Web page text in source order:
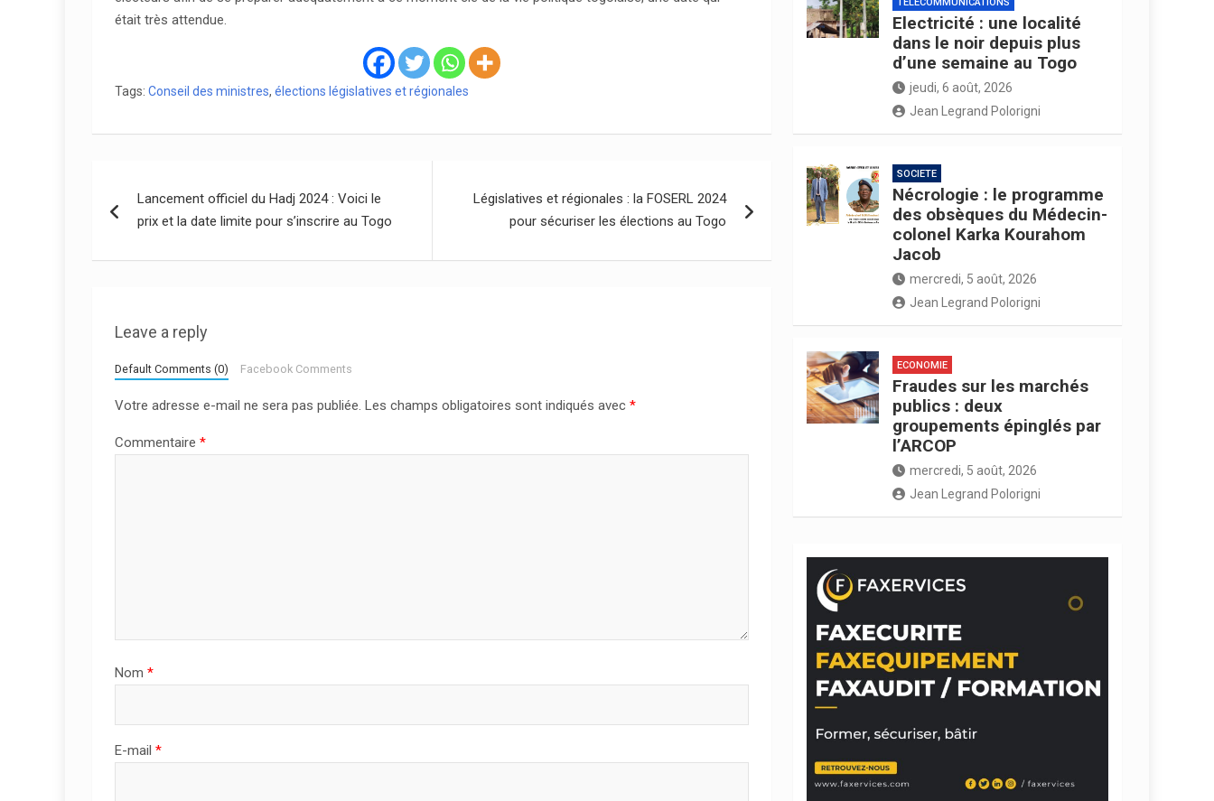
était très attendue.
Tags: Conseil des ministres, élections législatives et régionales
de
l’article
Lancement officiel du Hadj 2024 : Voici le
prix et la date limite pour s’inscrire au Togo
Législatives et régionales : la FOSERL 2024
pour sécuriser les élections au Togo
Leave a reply
Default Comments (0) Facebook Comments
Votre adresse e-mail ne sera pas publiée. Les champs obligatoires sont indiqués avec *
Commentaire *
Nom *
E-mail *
TELECOMMUNICATIONS
Electricité : une localité
dans le noir depuis plus
d’une semaine au Togo
jeudi, 6 août, 2026
Jean Legrand Polorigni
SOCIETE
Nécrologie : le programme
des obsèques du Médecin-
colonel Karka Kourahom
Jacob
mercredi, 5 août, 2026
Jean Legrand Polorigni
ECONOMIE
Fraudes sur les marchés
publics : deux
groupements épinglés par
l’ARCOP
mercredi, 5 août, 2026
Jean Legrand Polorigni